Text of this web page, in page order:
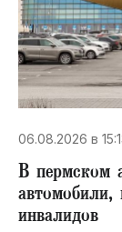
06.08.2026 в
В пермском
автомобили,
инвалидов